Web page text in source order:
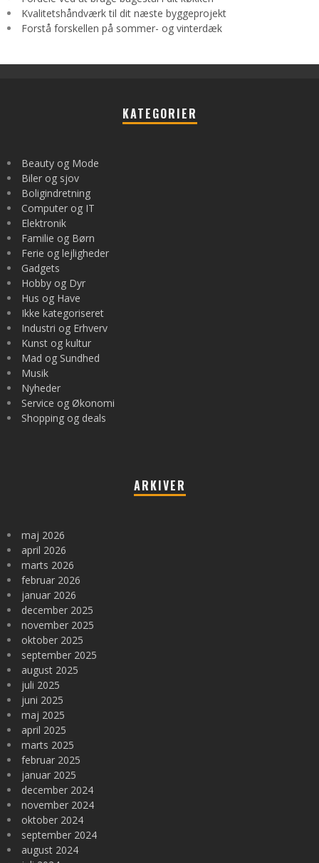
Kvalitetshåndværk til dit næste byggeprojekt
Forstå forskellen på sommer- og vinterdæk
KATEGORIER
Beauty og Mode
Biler og sjov
Boligindretning
Computer og IT
Elektronik
Familie og Børn
Ferie og lejligheder
Gadgets
Hobby og Dyr
Hus og Have
Ikke kategoriseret
Industri og Erhverv
Kunst og kultur
Mad og Sundhed
Musik
Nyheder
Service og Økonomi
Shopping og deals
ARKIVER
maj 2026
april 2026
marts 2026
februar 2026
januar 2026
december 2025
november 2025
oktober 2025
september 2025
august 2025
juli 2025
juni 2025
maj 2025
april 2025
marts 2025
februar 2025
januar 2025
december 2024
november 2024
oktober 2024
september 2024
august 2024